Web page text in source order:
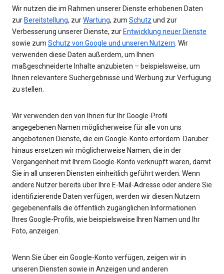
Wir nutzen die im Rahmen unserer Dienste erhobenen Daten
zur Bereitstellung, zurWartung, zum Schutz und zur
Verbesserung unserer Dienste, zur Entwicklung neuer Dienste
sowie zum Schutz von Google und unseren Nutzern. Wir
verwenden diese Daten außerdem, um Ihnen
maßgeschneiderte Inhalte anzubieten – beispielsweise, um
Ihnen relevantere Suchergebnisse und Werbung zur Verfügung
zu stellen.
Wir verwenden den von Ihnen für Ihr Google-Profil
angegebenen Namen möglicherweise für alle von uns
angebotenen Dienste, die ein Google-Konto erfordern. Darüber
hinaus ersetzen wir möglicherweise Namen, die in der
Vergangenheit mit Ihrem Google-Konto verknüpft waren, damit
Sie in all unseren Diensten einheitlich geführt werden. Wenn
andere Nutzer bereits über Ihre E-Mail-Adresse oder andere Sie
identifizierende Daten verfügen, werden wir diesen Nutzern
gegebenenfalls die öffentlich zugänglichen Informationen
Ihres Google-Profils, wie beispielsweise Ihren Namen und Ihr
Foto, anzeigen.
Wenn Sie über ein Google-Konto verfügen, zeigen wir in
unseren Diensten sowie in Anzeigen und anderen